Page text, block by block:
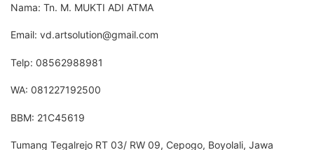
Nama: Tn. M. MUKTI ADI ATMA
Email: vd.artsolution@gmail.com
Telp: 08562988981
WA: 081227192500
BBM: 21C45619
Tumang Tegalrejo RT 03/ RW 09, Cepogo, Boyolali, Jawa